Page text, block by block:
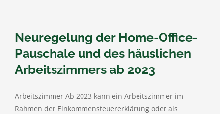
Neuregelung der Home-Office-
Pauschale und des häuslichen
Arbeitszimmers ab 2023
Arbeitszimmer Ab 2023 kann ein Arbeitszimmer im
Rahmen der Einkommensteuererklärung oder als